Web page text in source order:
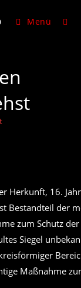
Menü
Siegel
Maßnahme